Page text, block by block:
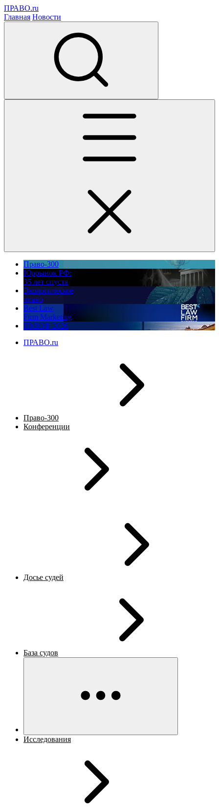
ПРАВО.ru
Главная Новости
Право-300
Юррынок РФ:
35 лет спустя
Экологическое
право
Best Law
Firm Marketing
ПМЮФ 2026
ПРАВО.ru
Право-300
Конференции
Досье судей
База судов
Исследования